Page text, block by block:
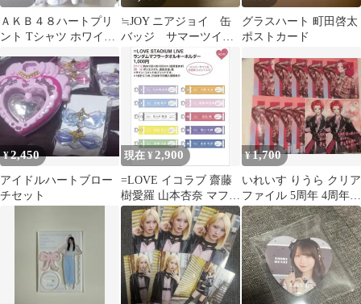
ＡＫＢ４８ハートプリ
ント Tシャツ ホワイト
≒JOY ニアジョイ 缶
バッジ サマーツイン
テール 山野愛月
グラスハート 町田啓太
ポストカード
¥2,450
アイドルハートブロー
チセット
現在 ¥ 2,900
=LOVE イコラブ 齋藤
樹愛羅 山本杏奈 マフラ
ータオルキーホルダー
セット
¥1,700
いれいす りうら クリア
ファイル 5周年 4周年
幕開けの歌 愛をありが
とう